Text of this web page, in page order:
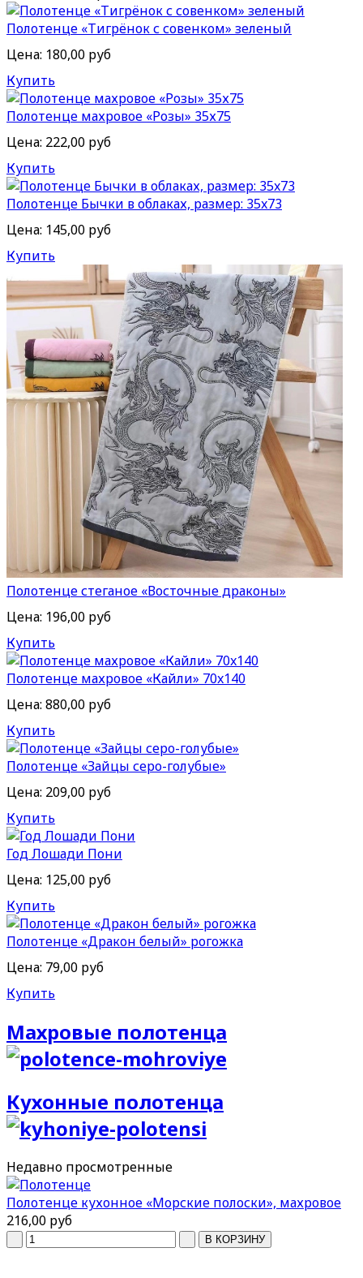
Полотенце «Тигрёнок с совенком» зеленый
Цена: 180,00 руб
Купить
Полотенце махровое «Розы» 35х75
Цена: 222,00 руб
Купить
Полотенце Бычки в облаках, размер: 35x73
Цена: 145,00 руб
Купить
Полотенце стеганое «Восточные драконы»
Цена: 196,00 руб
Купить
Полотенце махровое «Кайли» 70x140
Цена: 880,00 руб
Купить
Полотенце «Зайцы серо-голубые»
Цена: 209,00 руб
Купить
Год Лошади Пони
Цена: 125,00 руб
Купить
Полотенце «Дракон белый» рогожка
Цена: 79,00 руб
Купить
Махровые полотенца
Кухонные полотенца
Недавно просмотренные
Полотенце кухонное «Морские полоски», махровое
216,00 руб